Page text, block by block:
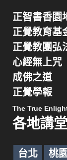
正智書香園
正覺教育基
正覺教團弘
心經無上咒
成佛之道
正覺學報
The True
各地講堂
台北 桃園